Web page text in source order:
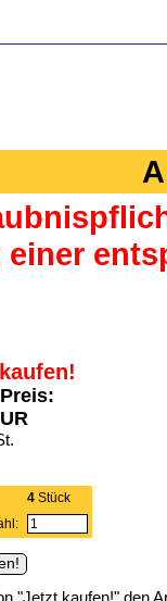
4Stück
"Jetzt kaufen!" den